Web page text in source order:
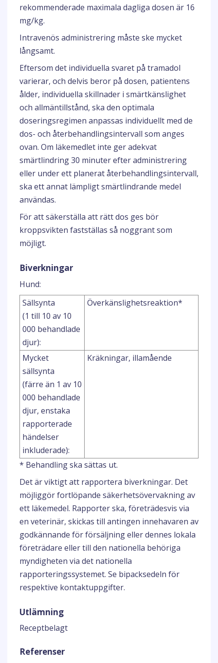
rekommenderade maximala dagliga dosen är 16
mg/kg.
Intravenös administrering måste ske mycket
långsamt.
Eftersom det individuella svaret på tramadol
varierar, och delvis beror på dosen, patientens
ålder, individuella skillnader i smärtkänslighet
och allmäntillstånd, ska den optimala
doseringsregimen anpassas individuellt med de
dos- och återbehandlingsintervall som anges
ovan. Om läkemedlet inte ger adekvat
smärtlindring 30 minuter efter administrering
eller under ett planerat återbehandlingsintervall,
ska ett annat lämpligt smärtlindrande medel
användas.
För att säkerställa att rätt dos ges bör
kroppsvikten fastställas så noggrant som
möjligt.
Biverkningar
Hund:
Sällsynta
(1 till 10 av 10
000 behandlade
djur):
Överkänslighetsreaktion*
Mycket
sällsynta
(färre än 1 av 10
000 behandlade
djur, enstaka
rapporterade
händelser
inkluderade):
Kräkningar, illamående
* Behandling ska sättas ut.
Det är viktigt att rapportera biverkningar. Det
möjliggör fortlöpande säkerhetsövervakning av
ett läkemedel. Rapporter ska, företrädesvis via
en veterinär, skickas till antingen innehavaren av
godkännande för försäljning eller dennes lokala
företrädare eller till den nationella behöriga
myndigheten via det nationella
rapporteringssystemet. Se bipacksedeln för
respektive kontaktuppgifter.
Utlämning
Receptbelagt
Referenser